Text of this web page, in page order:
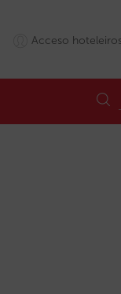
Acceso hoteleiros